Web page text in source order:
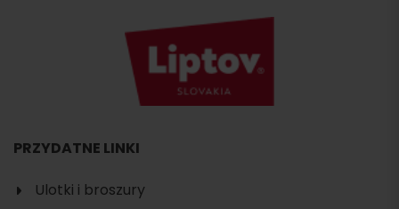
PRZYDATNE LINKI
Ulotki i broszury